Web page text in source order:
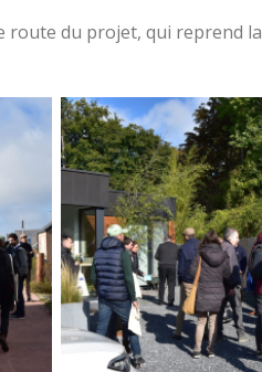
route du projet, qui reprend la